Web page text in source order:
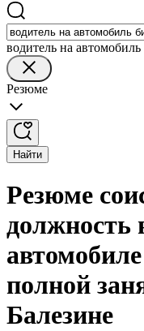
водитель на автомобиль
Резюме
Найти
Резюме
должность
полной
Балезине